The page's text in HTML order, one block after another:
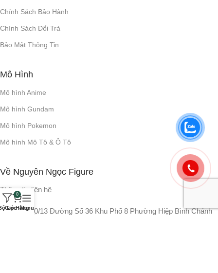
Chính Sách Bảo Hành
Chính Sách Đổi Trả
Bảo Mật Thông Tin
Mô Hình
Mô hình Anime
Mô hình Gundam
Mô hình Pokemon
Mô hình Mô Tô & Ô Tô
Về Nguyên Ngọc Figure
Thông tin liên hệ
- Địa chỉ: 10/13 Đường Số 36 Khu Phố 8 Phường Hiệp Bình Chánh
Lọc
0
Giỏ Hàng
Menu